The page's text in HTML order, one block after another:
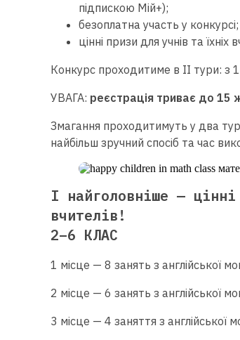
підпискою Мій+);
безоплатна участь у конкурсі;
цінні призи для учнів та їхніх
Конкурс проходитиме в ІІ тури: з
УВАГА: реєстрація триває до 15
Змагання проходитимуть у два
найбільш зручний спосіб та час
І найголовніше —
вчителів!
2–6 КЛАС
1 місце — 8 занять з англійської
2 місце — 6 занять з англійської
3 місце — 4 заняття з англійської